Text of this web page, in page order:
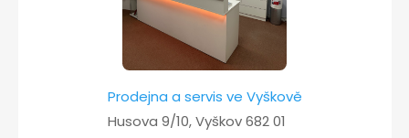
Prodejna a servis ve Vyškově
Husova 9/10, Vyškov 682 01